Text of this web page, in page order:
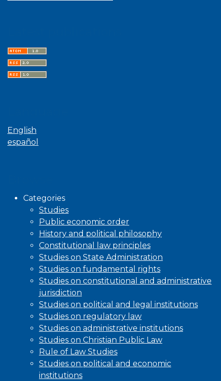
English
español
Categories
Studies
Public economic order
History and political philosophy
Constitutional law principles
Studies on State Administration
Studies on fundamental rights
Studies on constitutional and administrative
jurisdiction
Studies on political and legal institutions
Studies on regulatory law
Studies on administrative institutions
Studies on Christian Public Law
Rule of Law Studies
Studies on political and economic
institutions